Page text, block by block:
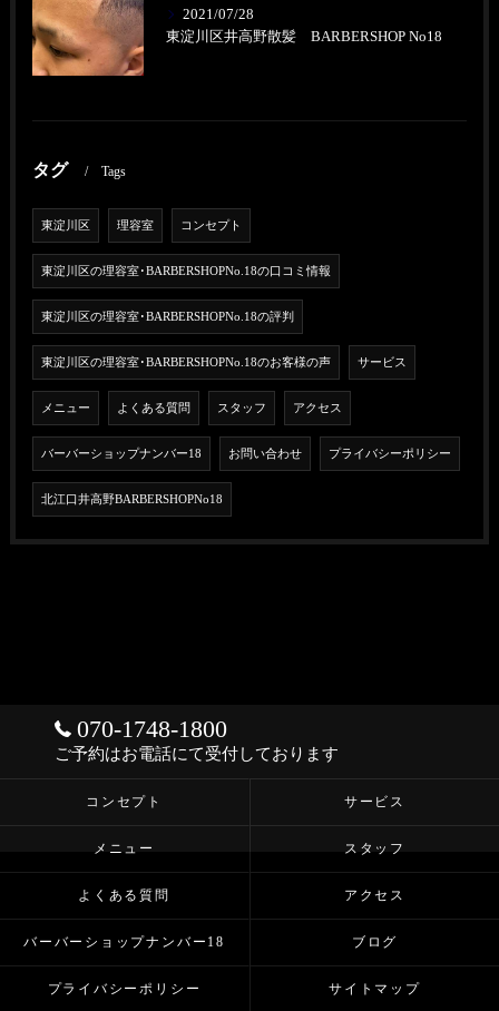
2021/07/28
東淀川区井高野散髪 BARBERSHOP No18
タグ Tags
東淀川区 理容室 コンセプト
東淀川区の理容室･BARBERSHOPNo.18の口コミ情報
東淀川区の理容室･BARBERSHOPNo.18の評判
東淀川区の理容室･BARBERSHOPNo.18のお客様の声 サービス
メニュー よくある質問 スタッフ アクセス
バーバーショップナンバー18 お問い合わせ プライバシーポリシー
北江口井高野BARBERSHOPNo18
070-1748-1800
ご予約はお電話にて受付しております
コンセプト サービス
メニュー スタッフ
よくある質問 アクセス
バーバーショップナンバー18 ブログ
プライバシーポリシー サイトマップ